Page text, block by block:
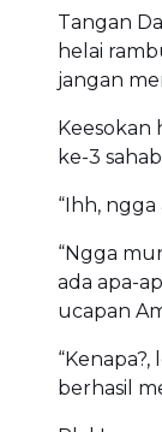
Tangan
helai
jangan
Keesokan
ke-3
“Ihh,
“Ngga
ada apa-
ucapan
berhasil